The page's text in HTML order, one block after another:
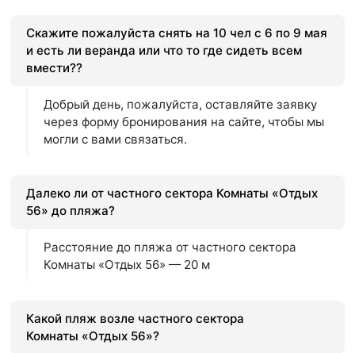
Скажите пожалуйста снять на 10 чел с 6 по 9 мая
и есть ли веранда или что то где сидеть всем
вмести??
Добрый день, пожалуйста, оставляйте заявку
через форму бронирования на сайте, чтобы мы
могли с вами связаться.
Далеко ли от частного сектора Комнаты «Отдых
56» до пляжа?
Расстояние до пляжа от частного сектора
Комнаты «Отдых 56» — 20 м
Какой пляж возле частного сектора
Комнаты «Отдых 56»?